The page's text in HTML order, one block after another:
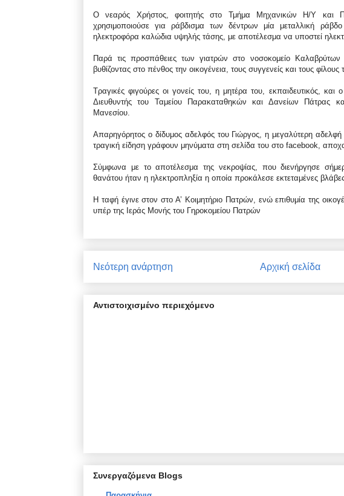
Ο νεαρός Χρήστος, φοιτητής στο Τμήμα Μηχανικών Η/Υ και
χρησιμοποιούσε για ράβδισμα των δέντρων μία μεταλλική
ηλεκτροφόρα καλώδια υψηλής τάσης, με αποτέλεσμα να υποστεί
Παρά τις προσπάθειες των γιατρών στο νοσοκομείο Καλαβρύτων
βυθίζοντας στο πένθος την οικογένεια, τους συγγενείς και τους φίλους
Τραγικές φιγούρες οι γονείς του, η μητέρα του, εκπαιδευτικός,
Διευθυντής του Ταμείου Παρακαταθηκών και Δανείων Πάτρας
Μανεσίου.
Aπαρηγόρητος ο δίδυμος αδελφός του Γιώργος, η μεγαλύτερη αδελφή
τραγική είδηση γράφουν μηνύματα στη σελίδα του στο facebook,
Σύμφωνα με το αποτέλεσμα της νεκροψίας, που διενήργησε
θανάτου ήταν η ηλεκτροπληξία η οποία προκάλεσε εκτεταμένες
Η ταφή έγινε στον στο Α’ Κοιμητήριο Πατρών, ενώ επιθυμία της
υπέρ της Ιεράς Μονής του Γηροκομείου Πατρών
Νεότερη ανάρτηση Αρχική σελίδα
Αντιστοιχισμένο περιεχόμενο
Συνεργαζόμενα Blogs